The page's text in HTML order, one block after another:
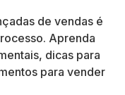
de vendas é
Aprenda
dicas para
para vender